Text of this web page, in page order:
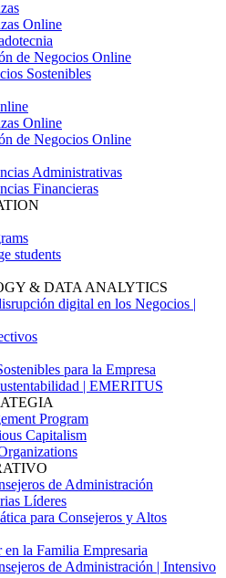
Online
de Negocios Online
Sostenibles
Online
de Negocios Online
Administrativas
Financieras
students
& DATA ANALYTICS
digital en los Negocios |
para la Empresa
| EMERITUS
Program
Capitalism
de Administración
Líderes
para Consejeros y Altos
la Familia Empresaria
de Administración | Intensivo